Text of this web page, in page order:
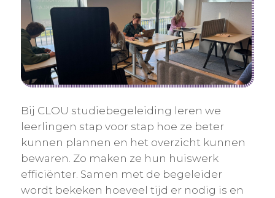
Bij CLOU studiebegeleiding leren we
leerlingen stap voor stap hoe ze beter
kunnen plannen en het overzicht kunnen
bewaren. Zo maken ze hun huiswerk
efficiënter. Samen met de begeleider
wordt bekeken hoeveel tijd er nodig is en